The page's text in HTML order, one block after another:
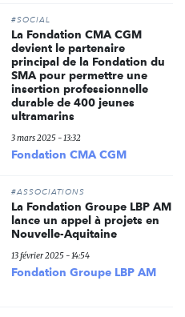
#SOCIAL
La Fondation CMA CGM
devient le partenaire
principal de la Fondation du
SMA pour permettre une
insertion professionnelle
durable de 400 jeunes
ultramarins
3 mars 2025 - 13:32
Fondation CMA CGM
#ASSOCIATIONS
La Fondation Groupe LBP AM
lance un appel à projets en
Nouvelle-Aquitaine
13 février 2025 - 14:54
Fondation Groupe LBP AM